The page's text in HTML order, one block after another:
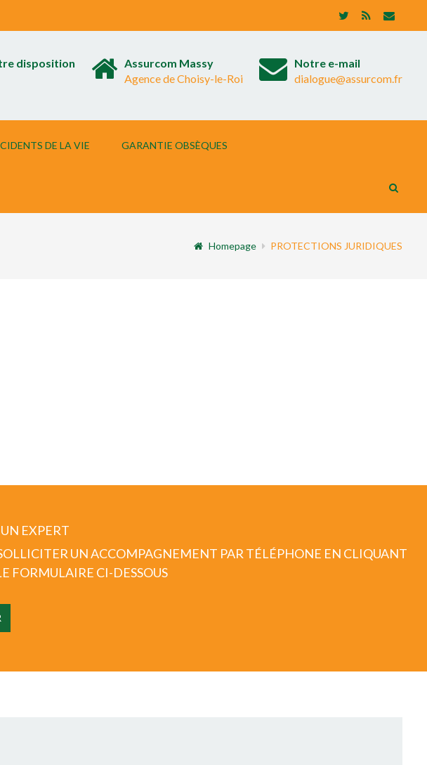
disposition
Assurcom Massy
Agence de Choisy-le-Roi
Notre e-mail
dialogue@assurcom.fr
DE LA VIE
GARANTIE OBSÈQUES
Homepage PROTECTIONS JURIDIQUES
EXPERT
UN ACCOMPAGNEMENT PAR TÉLÉPHONE EN CLIQUANT
FORMULAIRE CI-DESSOUS